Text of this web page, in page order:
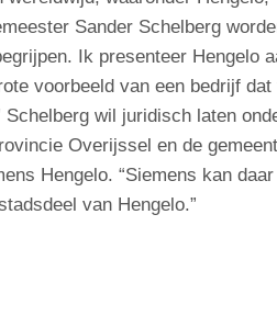
Sander Schelberg
Ik presenteer Hengelo
voorbeeld van een bedrijf
wil juridisch laten
Overijssel en de
Hengelo. “Siemens kan
van Hengelo.”